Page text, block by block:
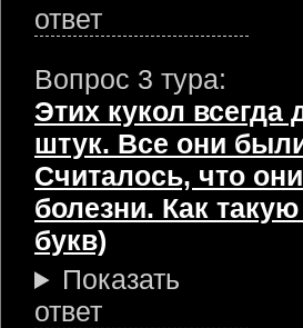
ответ
Вопрос 3 тура:
Этих кукол всегда
штук. Все они
Считалось, что
болезни. Как
букв)
Показать
ответ